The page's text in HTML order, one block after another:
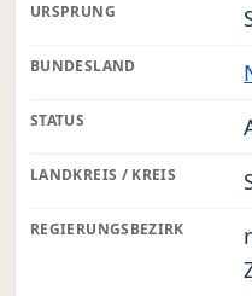
URSPRUNG
BUNDESLAND
STATUS
LANDKREIS / KREIS
REGIERUNGSBEZIRK